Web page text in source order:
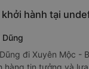
khởi hành tại
Dũng
đi Xuyên Mộc -